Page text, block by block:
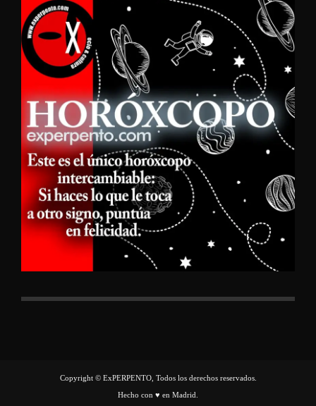
Copyright © ExPERPENTO, Todos los derechos reservados.
Hecho con ♥ en Madrid.